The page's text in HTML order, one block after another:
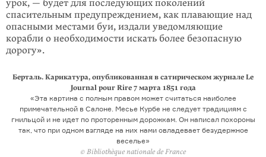
урок, — будет для последующих поколений
спасительным предупреждением, как плавающие над
опасными местами буи, издали уведомляющие
корабли о необходимости искать более безопасную
дорогу».
Берталь. Карикатура, опубликованная в сатирическом журнале Le
Journal pour Rire 7 марта 1851 года
«Эта картина с полным правом может считаться наиболее
примечательной в Салоне. Месье Курбе не следует традициям с
гнильцой и не идет по проторенным дорожкам. Он написал похороны
так, что при одном взгляде на них нами овладевает безудержное
веселье»
© Bibliothèque nationale de France